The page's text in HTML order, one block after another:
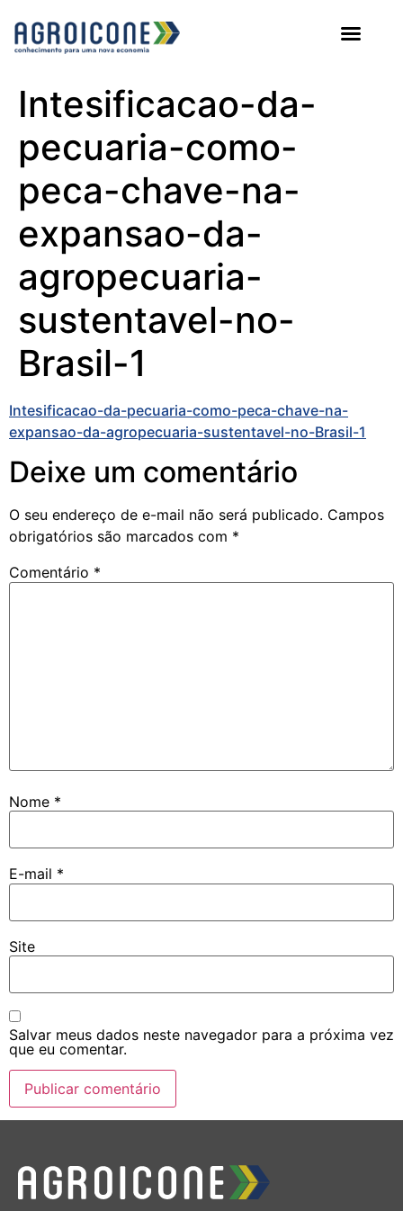
Intesificacao-da-
pecuaria-como-
peca-chave-na-
expansao-da-
agropecuaria-
sustentavel-no-
Brasil-1
Intesificacao-da-pecuaria-como-peca-chave-na-
expansao-da-agropecuaria-sustentavel-no-Brasil-1
Deixe um comentário
O seu endereço de e-mail não será publicado. Campos
obrigatórios são marcados com *
Comentário *
Nome *
E-mail *
Site
Salvar meus dados neste navegador para a próxima vez
que eu comentar.